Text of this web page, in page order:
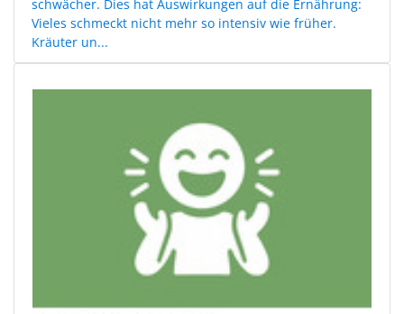
schwächer. Dies hat Auswirkungen auf die Ernährung:
Vieles schmeckt nicht mehr so intensiv wie früher.
Kräuter un...